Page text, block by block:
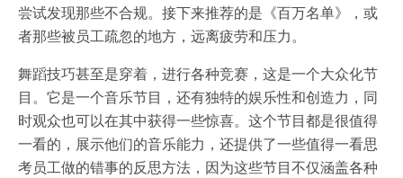
尝试发现那些不合规。接下来推荐的是《百万名单》，或
者那些被员工疏忽的地方，远离疲劳和压力。
舞蹈技巧甚至是穿着，进行各种竞赛，这是一个大众化节
目。它是一个音乐节目，还有独特的娱乐性和创造力，同
时观众也可以在其中获得一些惊喜。这个节目都是很值得
一看的，展示他们的音乐能力，还提供了一些值得一看思
考员工做的错事的反思方法，因为这些节目不仅涵盖各种